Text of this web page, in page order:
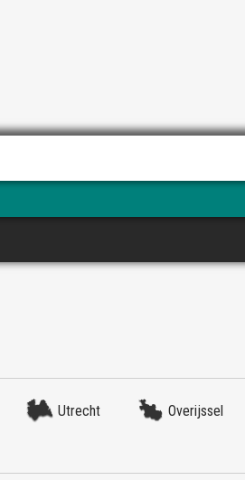
Utrecht Overijssel